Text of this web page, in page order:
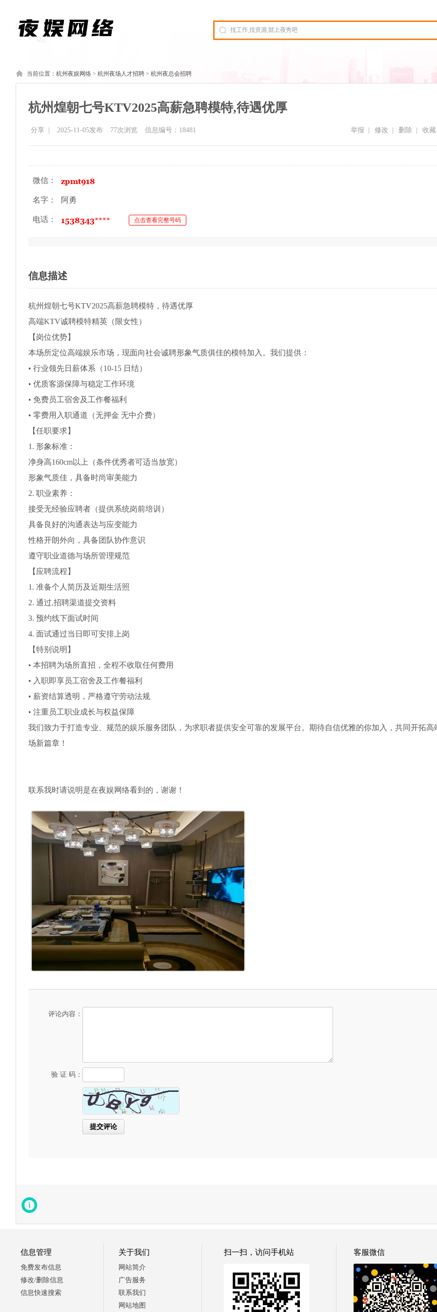
当前位置： 杭州夜娱网络 > 杭州夜场人才招聘 > 杭州夜总会招聘
杭州煌朝七号KTV2025高薪急聘模特,待遇优厚
分享 2025-11-05发布 77次浏览 信息编号：18481 收藏
删除
修改
举报
微信：
名字： 阿勇
电话： 点击查看完整号码
信息描述
杭州煌朝七号KTV2025高薪急聘模特，待遇优厚
高端KTV诚聘模特精英（限女性）
【岗位优势】
本场所定位高端娱乐市场，现面向社会诚聘形象气质俱佳的模特加入。我们提供：
• 行业领先日薪体系（10-15 日结）
• 优质客源保障与稳定工作环境
• 免费员工宿舍及工作餐福利
• 零费用入职通道（无押金 无中介费）
【任职要求】
1. 形象标准：
净身高160cm以上（条件优秀者可适当放宽）
形象气质佳，具备时尚审美能力
2. 职业素养：
接受无经验应聘者（提供系统岗前培训）
具备良好的沟通表达与应变能力
性格开朗外向，具备团队协作意识
遵守职业道德与场所管理规范
【应聘流程】
1. 准备个人简历及近期生活照
2. 通过,招聘渠道提交资料
3. 预约线下面试时间
4. 面试通过当日即可安排上岗
【特别说明】
• 本招聘为场所直招，全程不收取任何费用
• 入职即享员工宿舍及工作餐福利
• 薪资结算透明，严格遵守劳动法规
• 注重员工职业成长与权益保障
我们致力于打造专业、规范的娱乐服务团队，为求职者提供安全可靠的发展平台。期待自信优雅的你加入，共同开拓高
场新篇章！
联系我时请说明是在夜娱网络看到的，谢谢！
评论内容：
验 证 码：
信息管理
免费发布信息
修改/删除信息
信息快速搜索
关于我们
网站简介
广告服务
联系我们
网站地图
扫一扫，访问手机站 客服微信